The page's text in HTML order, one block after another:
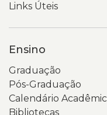
Links Úteis
Ensino
Graduação
Pós-Graduação
Calendário
Bibliotecas